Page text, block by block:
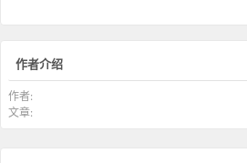
作者介绍
作者:
文章: